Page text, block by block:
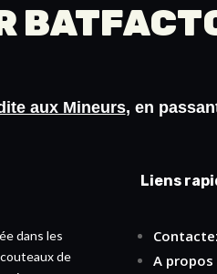
aux Mineurs, en
dans les
de
Liens
A propos